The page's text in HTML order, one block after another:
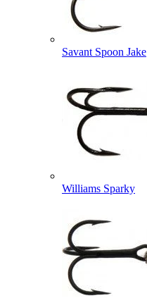
Savant Spoon Jake
Williams Sparky